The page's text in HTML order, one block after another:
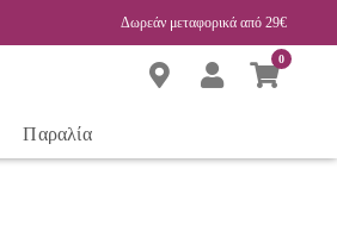
Δωρεάν μεταφορικά από 29€
0
Παραλία